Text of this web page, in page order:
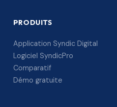
PRODUITS
Application Syndic Digital
Logiciel SyndicPro
Comparatif
Démo gratuite